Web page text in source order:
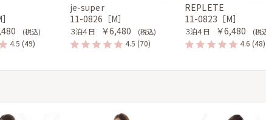
(税込)
4.5 (49)
je-super
11-0826［M］
３泊４日 ￥6,480 (税込)
4.5 (70)
REPLETE
11-0823［M］
３泊４日 ￥6,480 (税
4.6 (48)